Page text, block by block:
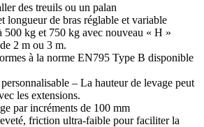
des treuils ou un palan
longueur de bras réglable et variable
500 kg et 750 kg avec nouveau « H »
2 m ou 3 m.
à la norme EN795 Type B disponible
– La hauteur de levage peut
les extensions.
par incréments de 100 mm
friction ultra-faible pour faciliter la